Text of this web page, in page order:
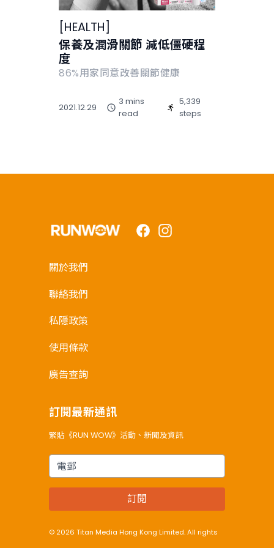
HEALTH
保養及潤滑關節 減低僵硬程
度
86%用家同意改善關節健康
2021.12.29
3 mins
read
5,339
steps
FacebookInstagram
關於我們
聯絡我們
私隱政策
使用條款
廣告查詢
訂閱最新通訊
緊貼《RUN WOW》活動、新聞及資訊
電郵
訂閱
© 2026 Titan Media Hong Kong Limited. All rights